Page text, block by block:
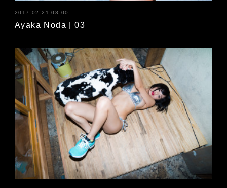
2017.02.21 08:00
Ayaka Noda | 03